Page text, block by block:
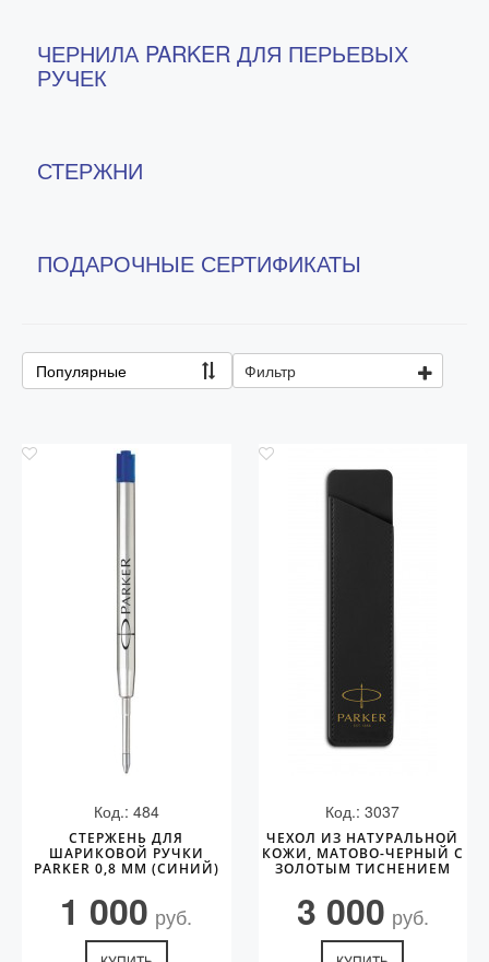
ЧЕРНИЛА PARKER ДЛЯ ПЕРЬЕВЫХ
РУЧЕК
СТЕРЖНИ
ПОДАРОЧНЫЕ СЕРТИФИКАТЫ
Популярные Фильтр
Код.: 484
СТЕРЖЕНЬ ДЛЯ
ШАРИКОВОЙ РУЧКИ
PARKER 0,8 ММ (СИНИЙ)
1 000 руб.
Код.: 3037
ЧЕХОЛ ИЗ НАТУРАЛЬНОЙ
КОЖИ, МАТОВО-ЧЕРНЫЙ С
ЗОЛОТЫМ ТИСНЕНИЕМ
3 000 руб.